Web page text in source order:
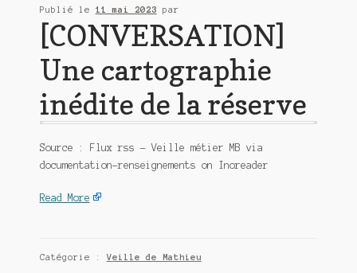
Publié le 11 mai 2023 par
[CONVERSATION]
Une cartographie
inédite de la réserve
Source : Flux rss – Veille métier MB via
documentation-renseignements on Inoreader
Read More
Catégorie :Veille de Mathieu